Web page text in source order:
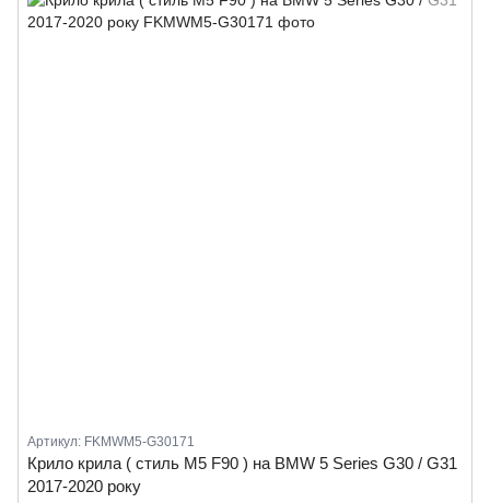
Артикул: FKMWM5-G30171
Крило крила ( стиль M5 F90 ) на BMW 5 Series G30 / G31
2017-2020 року